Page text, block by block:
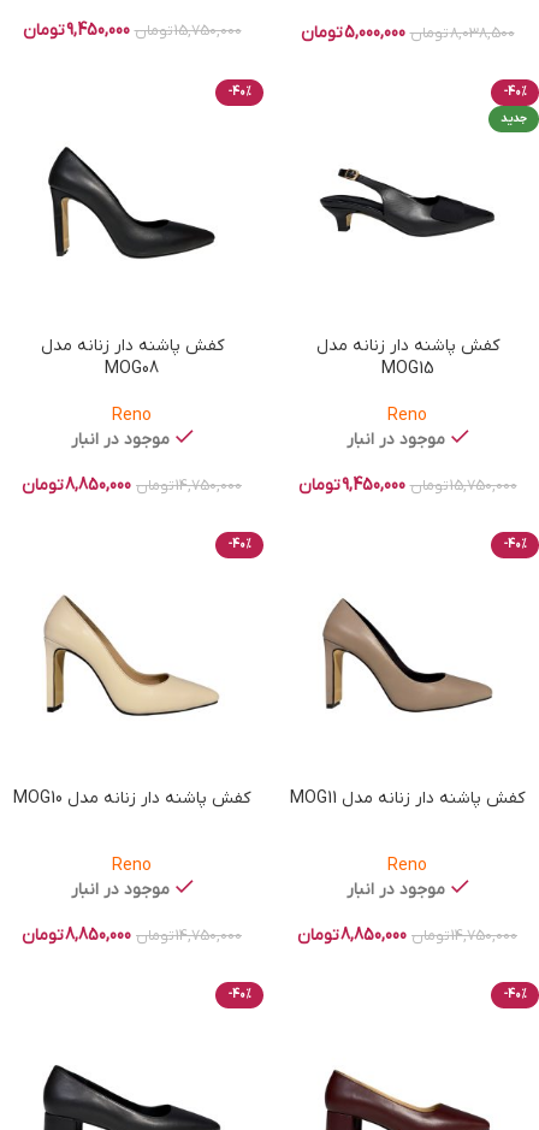
8,038,500تومان 5,000,000تومان 15,750,000تومان 9,450,000تومان
-40%
جدید
کفش پاشنه دار زنانه مدل
MOG15
Reno
موجود در انبار
15,750,000تومان 9,450,000تومان
-40%
کفش پاشنه دار زنانه مدل
MOG08
Reno
موجود در انبار
14,750,000تومان 8,850,000تومان
-40%
کفش پاشنه دار زنانه مدل MOG11
Reno
موجود در انبار
14,750,000تومان 8,850,000تومان
-40%
کفش پاشنه دار زنانه مدل MOG10
Reno
موجود در انبار
14,750,000تومان 8,850,000تومان
-40%
-40%